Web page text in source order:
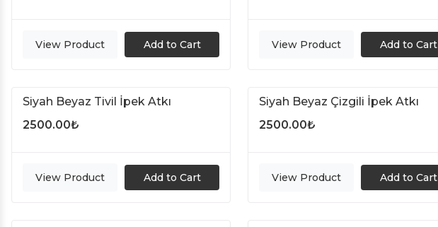
View Product Add to Cart View Product Add to Cart
Siyah Beyaz Tivil İpek Atkı
2500.00₺
View Product Add to Cart
Siyah Beyaz Çizgili İpek Atkı
2500.00₺
View Product Add to Cart